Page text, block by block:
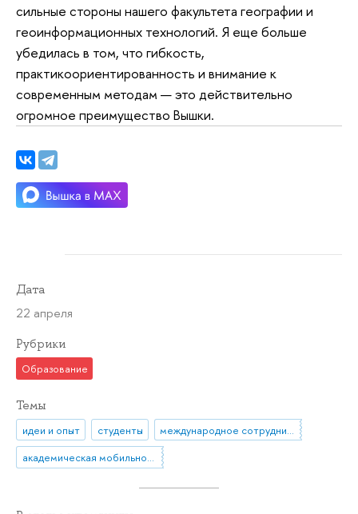
сильные стороны нашего факультета географии и
геоинформационных технологий. Я еще больше
убедилась в том, что гибкость,
практикоориентированность и внимание к
современным методам — это действительно
огромное преимущество Вышки.
Дата
22 апреля
Рубрики
Образование
Темы
идеи и опыт студенты
академическая мобильность